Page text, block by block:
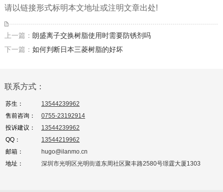
请以链接形式标明本文地址或注明文章出处!
上一篇： 朗盛离子交换树脂使用时需要防锈剂吗
下一篇： 如何判断日本三菱树脂的好坏
联系方式：
苏生：
13544239962
售前咨询：
0755-23192914
投诉建议：
13544239962
QQ：
13544219962
邮箱：
hugo@ilanmo.cn
地址：
深圳市光明区光明街道东周社区聚丰路2580号璟霆大厦1303